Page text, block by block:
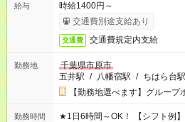
給与
時給1400円～
交通費別途支給あり
交通費 交通費規定内支給
勤務地
千葉県市原市
五井駅 / 八幡宿駅 / ちはら台駅
【勤務地選べます】グループ
勤務時間
★1日6時間～OK！ 【シフト例】 7:00～13:00 9:00～18:00（休